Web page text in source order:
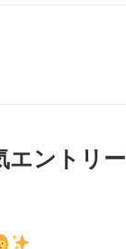
エントリー